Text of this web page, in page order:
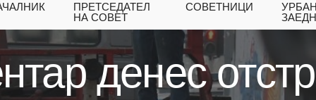
ПРЕТСЕДАТЕЛ
НА СОВЕТ
СОВЕТНИЦИ
ЦЕНТАР ДЕНЕС ОТСТРАНИ УШТЕ ЕДНА
денес